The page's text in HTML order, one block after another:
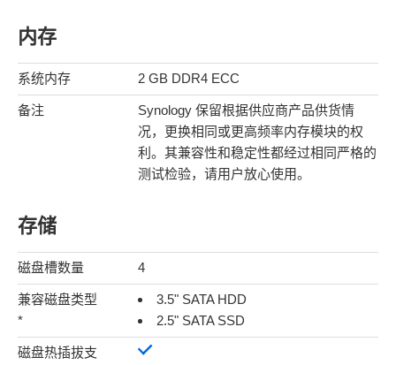
内存
系统内存 2 GB DDR4 ECC
备注
Synology 保留根据供应商产品供货情
况，更换相同或更高频率内存模块的权
利。其兼容性和稳定性都经过相同严格的
测试检验，请用户放心使用。
存储
磁盘槽数量 4
兼容磁盘类型
*
3.5" SATA HDD
2.5" SATA SSD
磁盘热插拔支